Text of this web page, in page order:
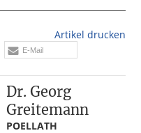
Artikel drucken
E-Mail
Dr. Georg
Greitemann
POELLATH